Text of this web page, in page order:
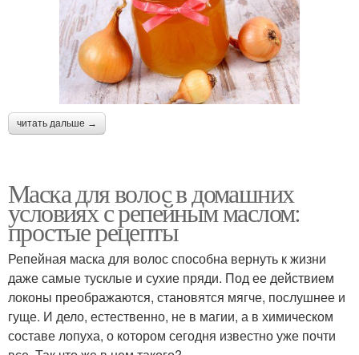
читать дальше →
Маска для волос в домашних
условиях с репейным маслом:
простые рецепты
Репейная маска для волос способна вернуть к жизни
даже самые тусклые и сухие пряди. Под ее действием
локоны преображаются, становятся мягче, послушнее и
гуще. И дело, естественно, не в магии, а в химическом
составе лопуха, о котором сегодня известно уже почти